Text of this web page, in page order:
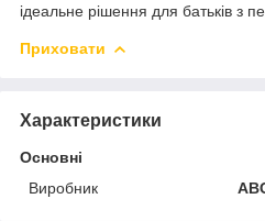
ідеальне рішення для батьків з
Приховати
Характеристики
Основні
Виробник